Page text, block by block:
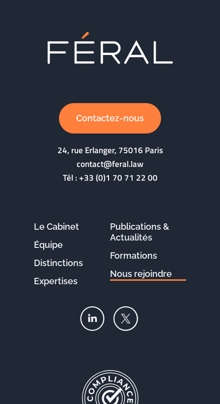
Contactez-nous
24, rue Erlanger, 75016 Paris
contact@feral.law
Tél :+33 (0)1 70 71 22 00
Le Cabinet
Équipe
Distinctions
Expertises
Publications &
Actualités
Formations
Nous rejoindre